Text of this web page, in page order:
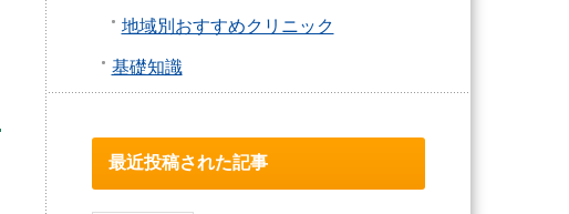
地域別おすすめクリニック
基礎知識
最近投稿された記事